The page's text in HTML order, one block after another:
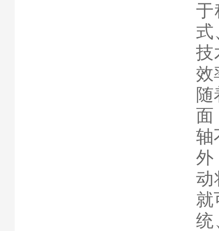
于
式
技
效
面
轴
外
动
就
统